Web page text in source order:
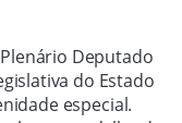
Deputado
do Estado
especial.